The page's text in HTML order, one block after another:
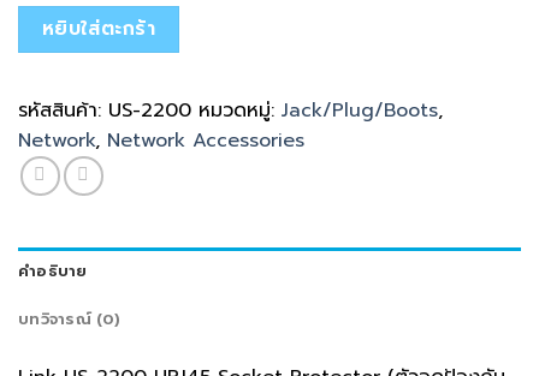
หยิบใส่ตะกร้า
รหัสสินค้า: US-2200 หมวดหมู่: Jack/Plug/Boots,
Network, Network Accessories
คำอธิบาย
บทวิจารณ์ (0)